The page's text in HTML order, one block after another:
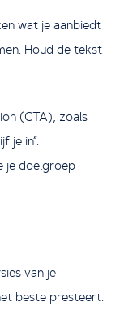
wat je aanbiedt
Houd de tekst
(CTA), zoals
je in”.
je doelgroep
van je
beste presteert.